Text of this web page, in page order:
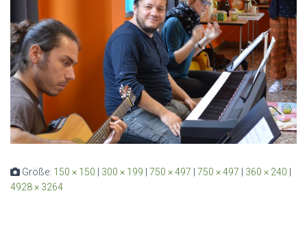
Größe: 150 × 150 300 × 199 750 × 497 750 × 497 360 × 240
4928 × 3264